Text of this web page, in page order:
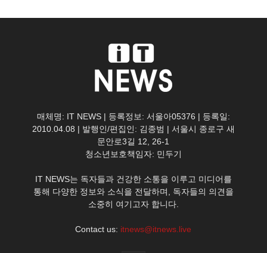
매체명: IT NEWS | 등록정보: 서울아05376 | 등록일:
2010.04.08 | 발행인/편집인: 김종범 | 서울시 종로구 새
문안로3길 12, 26-1
청소년보호책임자: 민두기
IT NEWS는 독자들과 건강한 소통을 이루고 미디어를
통해 다양한 정보와 소식을 전달하며, 독자들의 의견을
소중히 여기고자 합니다.
Contact us: itnews@itnews.live